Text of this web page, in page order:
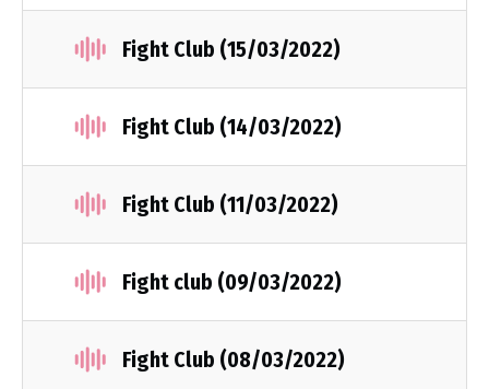
Fight Club (15/03/2022)
Fight Club (14/03/2022)
Fight Club (11/03/2022)
Fight club (09/03/2022)
Fight Club (08/03/2022)